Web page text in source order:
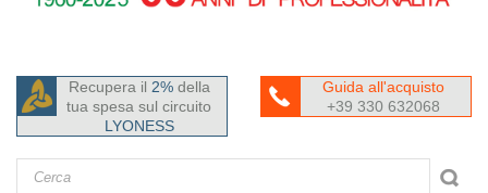
Recupera il 2%della
tua spesa sul circuito
LYONESS
Guida all'acquisto
+39 330 632068